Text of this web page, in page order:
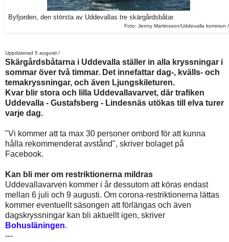
Byfjorden, den största av Uddevallas tre skärgårdsbåtar.
Foto: Jenny Martinsson/Uddevalla kommun /
Uppdaterad 5 augusti /
Skärgårdsbåtarna i Uddevalla ställer in alla kryssningar i
sommar över två timmar. Det innefattar dag-, kvälls- och
temakryssningar, och även Ljungskileturen.
Kvar blir stora och lilla Uddevallavarvet, där trafiken
Uddevalla - Gustafsberg - Lindesnäs utökas till elva turer
varje dag.
"Vi kommer att ta max 30 personer ombord för att kunna
hålla rekommenderat avstånd", skriver bolaget på
Facebook.
Kan bli mer om restriktionerna mildras
Uddevallavarven kommer i år dessutom att köras endast
mellan 6 juli och 9 augusti. Om corona-restriktionerna lättas
kommer eventuellt säsongen att förlängas och även
dagskryssningar kan bli aktuellt igen, skriver
Bohusläningen.
---